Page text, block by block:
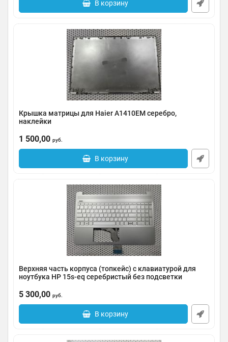
В корзину
Крышка матрицы для Haier A1410EM серебро,
наклейки
1 500,00 руб.
В корзину
Верхняя часть корпуса (топкейс) с клавиатурой для
ноутбука HP 15s-eq серебристый без подсветки
5 300,00 руб.
В корзину